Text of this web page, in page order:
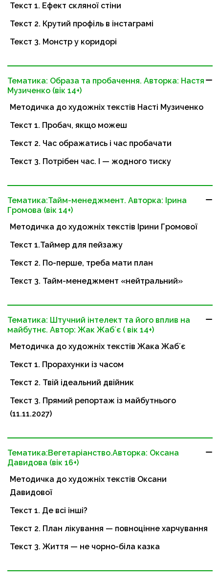
Текст 1. Ефект скляної стіни
Текст 2. Крутий профіль в інстаграмі
Текст 3. Монстр у коридорі
Тематика: Образа та пробачення. Авторка: Настя
Музиченко (вік 14+)
Методичка до художніх текстів Насті Музиченко
Текст 1. Пробач, якщо можеш
Текст 2. Час ображатись і час пробачати
Текст 3. Потрібен час. І — жодного тиску
Тематика:Тайм-менеджмент. Авторка: Ірина
Громова (вік 14+)
Методичка до художніх текстів Ірини Громової
Текст 1.Таймер для пейзажу
Текст 2. По-перше, треба мати план
Текст 3. Тайм-менеджмент «нейтральний»
Тематика: Штучний інтелект та його вплив на
майбутнє. Автор: Жак Жабʼє ( вік 14+)
Методичка до художніх текстів Жака Жабʼє
Текст 1. Прорахунки із часом
Текст 2. Твій ідеальний двійник
Текст 3. Прямий репортаж із майбутнього
(11.11.2027)
Тематика:Вегетаріанство.Авторка: Оксана
Давидова (вік 16+)
Методичка до художніх текстів Оксани
Давидової
Текст 1. Де всі інші?
Текст 2. План лікування — повноцінне харчування
Текст 3. Життя — не чорно-біла казка